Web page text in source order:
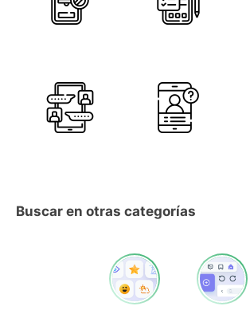
Buscar en otras categorías